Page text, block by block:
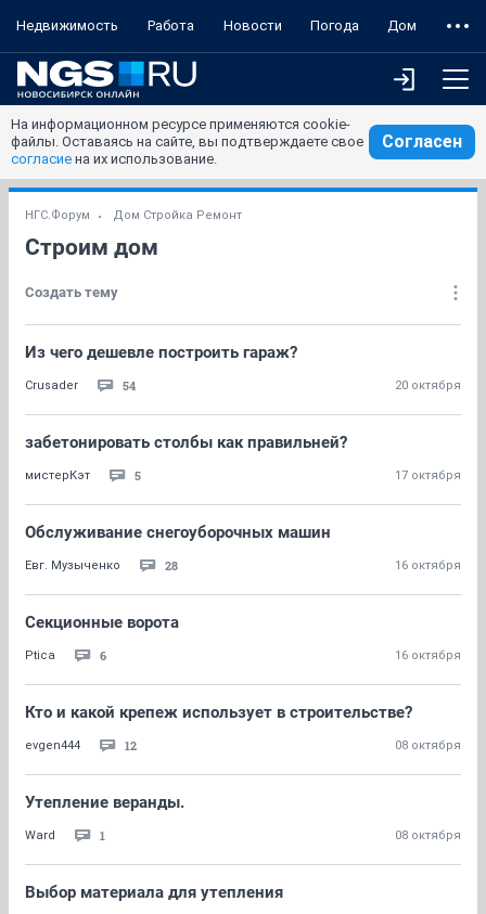
Недвижимость Работа Новости Погода Дом
На информационном ресурсе применяются cookie-
файлы. Оставаясь на сайте, вы подтверждаете свое
согласие на их использование.
Согласен
НГС.Форум Дом Стройка Ремонт
Строим дом
Создать тему
Из чего дешевле построить гараж?
Crusader 54 20 октября
забетонировать столбы как правильней?
мистерКэт 5 17 октября
Обслуживание снегоуборочных машин
Евг. Музыченко 28 16 октября
Секционные ворота
Ptica 6 16 октября
Кто и какой крепеж использует в строительстве?
evgen444 12 08 октября
Утепление веранды.
Ward 1 08 октября
Выбор материала для утепления